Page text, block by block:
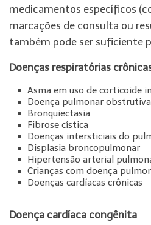
medicamentos específicos
marcações de consulta ou
também pode ser suficiente
Doenças respiratórias
Asma em uso de corticoide
Doença pulmonar
Bronquiectasia
Fibrose cística
Doenças intersticiais do
Displasia broncopulmonar
Hipertensão arterial
Crianças com doença
Doenças cardíacas crônicas
Doença cardíaca congênita